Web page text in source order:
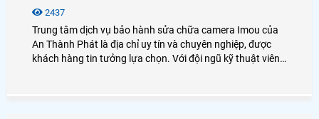
2437
Trung tâm dịch vụ bảo hành sửa chữa camera Imou của
An Thành Phát là địa chỉ uy tín và chuyên nghiệp, được
khách hàng tin tưởng lựa chọn. Với đội ngũ kỹ thuật viên